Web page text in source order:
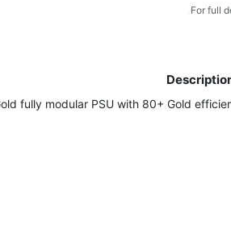
For full
fully modular PSU with 80+ Gold